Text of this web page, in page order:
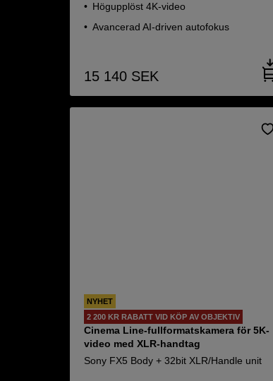
Högupplöst 4K-video
Avancerad AI-driven autofokus
15 140 SEK
NYHET
2 200 KR RABATT VID KÖP AV OBJEKTIV
Cinema Line-fullformatskamera för 5K-
video med XLR-handtag
Sony FX5 Body + 32bit XLR/Handle unit